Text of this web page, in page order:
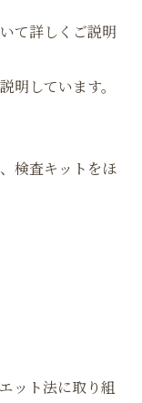
て詳しくご説明
明しています。
検査キットをほ
ット法に取り組